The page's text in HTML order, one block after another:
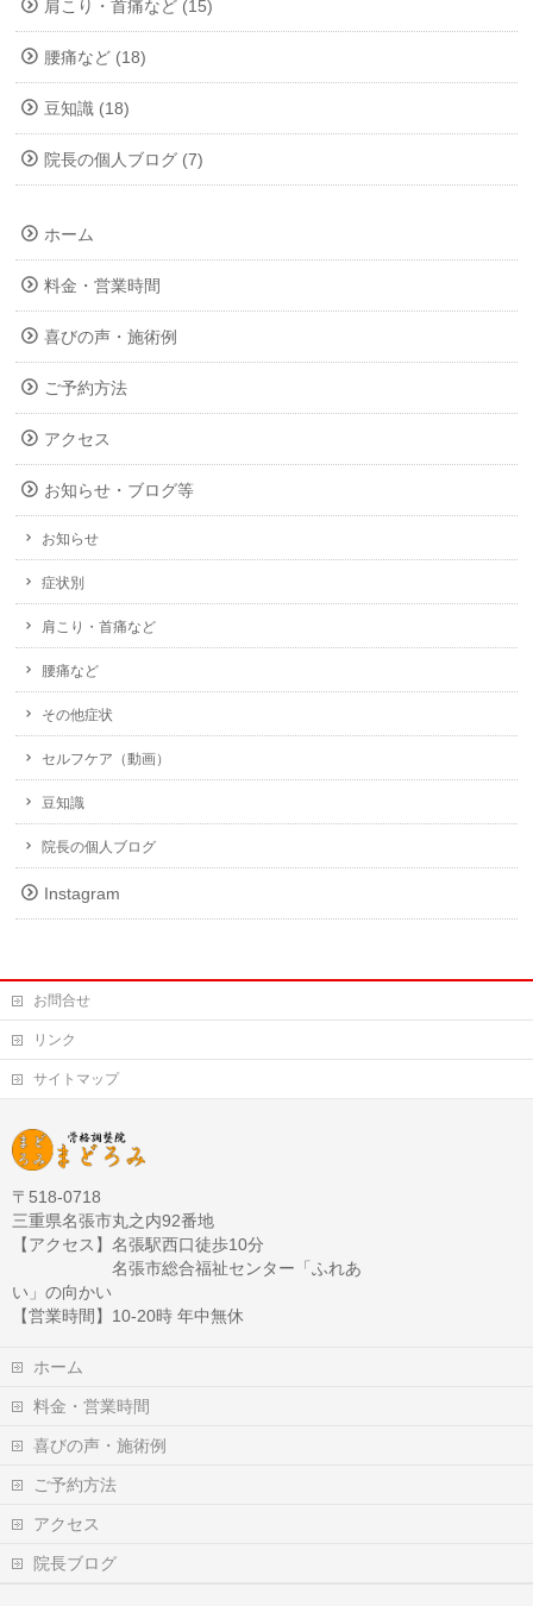
肩こり・首痛など (15)
腰痛など (18)
豆知識 (18)
院長の個人ブログ (7)
ホーム
料金・営業時間
喜びの声・施術例
ご予約方法
アクセス
お知らせ・ブログ等
お知らせ
症状別
肩こり・首痛など
腰痛など
その他症状
セルフケア（動画）
豆知識
院長の個人ブログ
Instagram
お問合せ
リンク
サイトマップ
〒518-0718
三重県名張市丸之内92番地
【アクセス】名張駅西口徒歩10分
名張市総合福祉センター「ふれあ
い」の向かい
【営業時間】10-20時 年中無休
ホーム
料金・営業時間
喜びの声・施術例
ご予約方法
アクセス
院長ブログ